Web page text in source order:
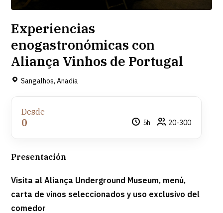
Experiencias
enogastronómicas con
Aliança Vinhos de Portugal
Sangalhos, Anadia
Desde
0 5h 20-300
Presentación
Visita al Aliança Underground Museum, menú,
carta de vinos seleccionados y uso exclusivo del
comedor